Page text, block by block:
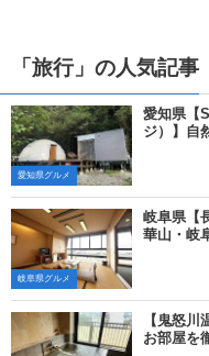
「旅行」の人気記事
愛知県グルメ
愛知県【
ジ）】自
岐阜県グルメ
岐阜県【
華山・岐
【鬼怒
お部屋を